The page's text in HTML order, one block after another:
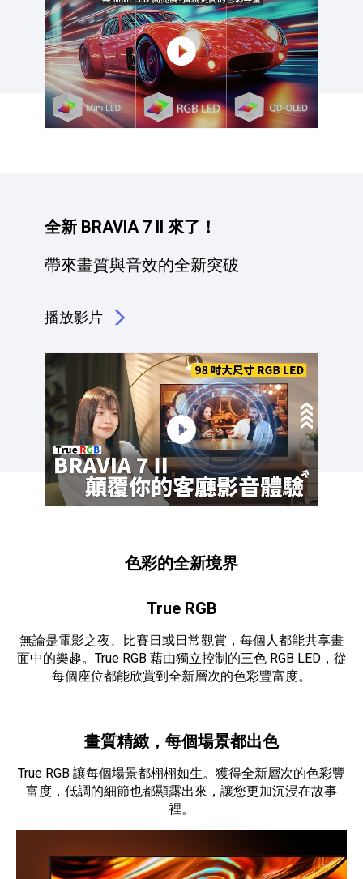
全新 BRAVIA 7 II 來了！
帶來畫質與音效的全新突破
播放影片
點擊播放：全新 BRAVIA 7 II 來了！
色彩的全新境界
True RGB
無論是電影之夜、比賽日或日常觀賞，每個人都能共享畫
面中的樂趣。True RGB 藉由獨立控制的三色 RGB LED，從
每個座位都能欣賞到全新層次的色彩豐富度。
畫質精緻，每個場景都出色
True RGB 讓每個場景都栩栩如生。獲得全新層次的色彩豐
富度，低調的細節也都顯露出來，讓您更加沉浸在故事
裡。